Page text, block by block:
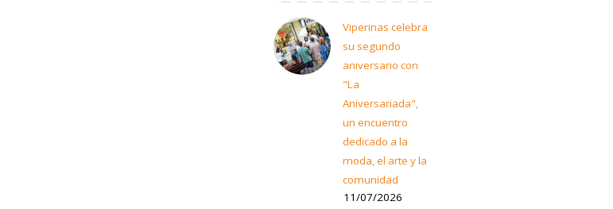
Viperinas celebra
su segundo
aniversario con
"La
Aniversariada",
un encuentro
dedicado a la
moda, el arte y la
comunidad
11/07/2026